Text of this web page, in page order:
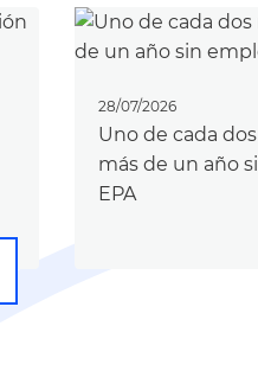
28/07/2026
Uno de cada
más de un año
EPA